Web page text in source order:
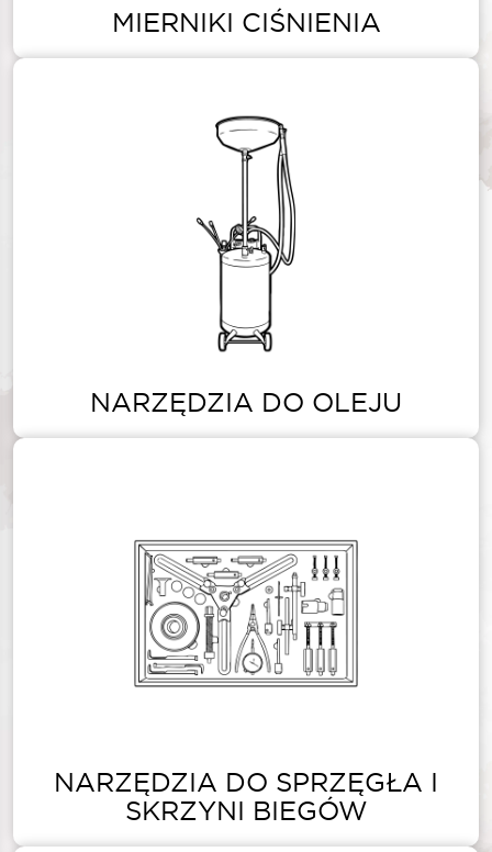
MIERNIKI CIŚNIENIA
NARZĘDZIA DO OLEJU
NARZĘDZIA DO SPRZĘGŁA I
SKRZYNI BIEGÓW